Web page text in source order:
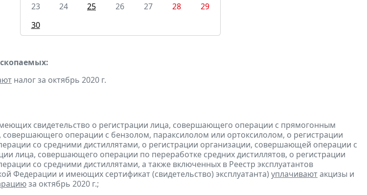
23
24 25 26 27 28
29
30
налог за октябрь 2020 г.
свидетельство о регистрации лица, совершающего операции с прямогонным
совершающего операции с бензолом, параксилолом или ортоксилолом, о регистрации
со средними дистиллятами, о регистрации организации, совершающей операции с
лица, совершающего операции по переработке средних дистиллятов, о регистрации
со средними дистиллятами, а также включенных в Реестр эксплуатантов
Федерации и имеющих сертификат (свидетельство) эксплуатанта) уплачиваютакцизы и
за октябрь 2020 г.;